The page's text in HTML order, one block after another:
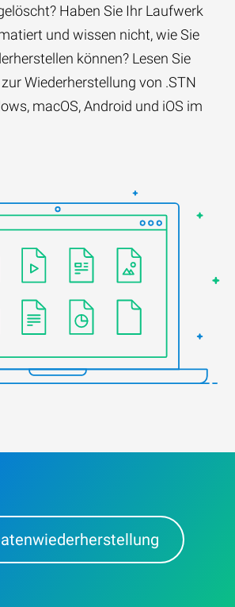
Haben Sie Ihr Laufwerk
und wissen nicht, wie Sie
können? Lesen Sie
Wiederherstellung von .STN
macOS, Android und iOS im